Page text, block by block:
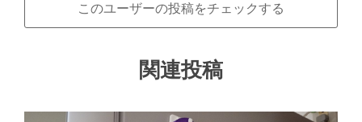
このユーザーの投稿をチェックする
関連投稿